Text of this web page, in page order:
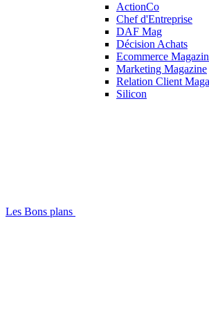
ActionCo
Chef d'Entreprise
DAF Mag
Décision Achats
Ecommerce
Marketing Magazine
Relation Client
Silicon
Les Bons plans